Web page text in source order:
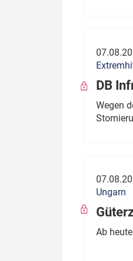
DB
Wegen
Ungarn
Ab